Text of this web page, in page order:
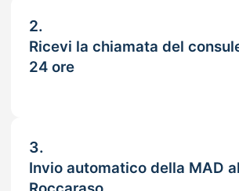
2.
Ricevi la chiamata del
24 ore
3.
Invio automatico della MAD